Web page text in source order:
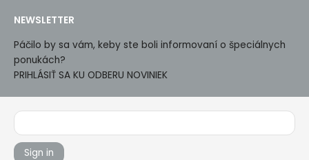
NEWSLETTER
Páčilo by sa vám, keby ste boli informovaní o špeciálnych
ponukách?
PRIHLÁSIŤ SA KU ODBERU NOVINIEK
Sign in